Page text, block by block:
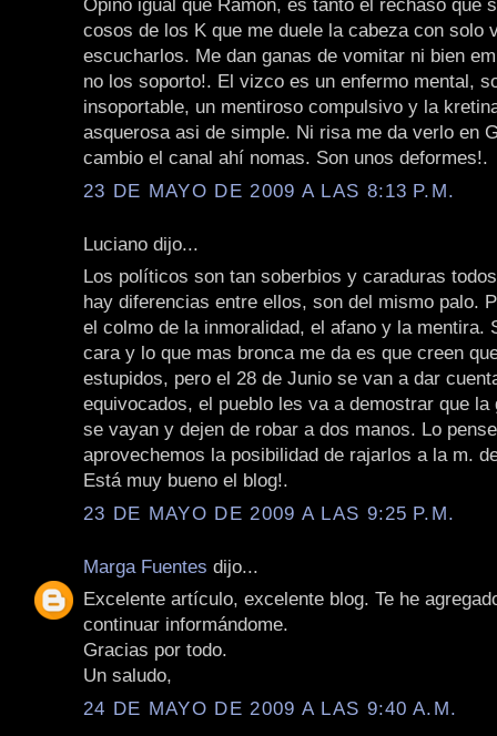
Opino igual que Ramon, es tanto el rechaso que
cosos de los K que me duele la cabeza con solo
escucharlos. Me dan ganas de vomitar ni bien
no los soporto!. El vizco es un enfermo mental,
insoportable, un mentiroso compulsivo y la
asquerosa asi de simple. Ni risa me da verlo en
cambio el canal ahí nomas. Son unos deformes!.
23 DE MAYO DE 2009 A LAS 8:13 P.M.
Luciano dijo...
Los políticos son tan soberbios y caraduras
hay diferencias entre ellos, son del mismo palo.
el colmo de la inmoralidad, el afano y la mentira.
cara y lo que mas bronca me da es que creen
estupidos, pero el 28 de Junio se van a dar
equivocados, el pueblo les va a demostrar que la
se vayan y dejen de robar a dos manos. Lo
aprovechemos la posibilidad de rajarlos a la m.
Está muy bueno el blog!.
23 DE MAYO DE 2009 A LAS 9:25 P.M.
Marga Fuentes dijo...
Excelente artículo, excelente blog. Te he
continuar informándome.
Gracias por todo.
Un saludo,
24 DE MAYO DE 2009 A LAS 9:40 A.M.